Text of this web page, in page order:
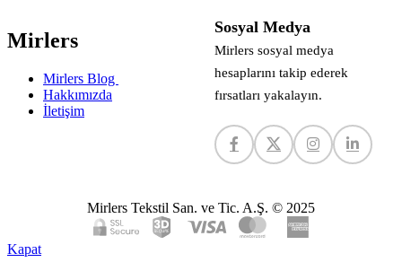
Mirlers
Mirlers Blog
Hakkımızda
İletişim
Sosyal Medya
Mirlers sosyal medya
hesaplarını takip ederek
fırsatları yakalayın.
Mirlers Tekstil San. ve Tic. A.Ş. © 2025
Kapat